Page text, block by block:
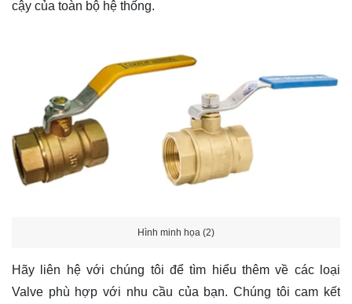
cậy của toàn bộ hệ thống.
Hình minh họa (2)
Hãy liên hệvới chúng tôi để tìm hiểu thêm về các loại
Valve phù hợp với nhu cầu của bạn. Chúng tôi cam kết